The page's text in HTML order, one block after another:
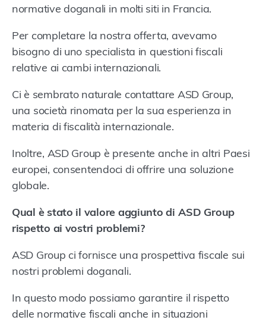
normative doganali in molti siti in Francia.
Per completare la nostra offerta, avevamo
bisogno di uno specialista in questioni fiscali
relative ai cambi internazionali.
Ci è sembrato naturale contattare ASD Group,
una società rinomata per la sua esperienza in
materia di fiscalità internazionale.
Inoltre, ASD Group è presente anche in altri Paesi
europei, consentendoci di offrire una soluzione
globale.
Qual è stato il valore aggiunto di ASD Group
rispetto ai vostri problemi?
ASD Group ci fornisce una prospettiva fiscale sui
nostri problemi doganali.
In questo modo possiamo garantire il rispetto
delle normative fiscali anche in situazioni